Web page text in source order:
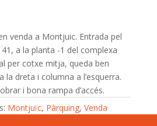
venda a Montjuic. Entrada pel
a la planta -1 del complexa
per cotxe mitja, queda ben
dreta i columna a l’esquerra.
i bona rampa d’accés.
Montjuïc, Pàrquing, Venda